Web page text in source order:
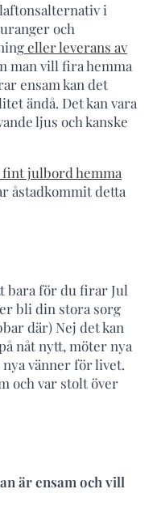
i
och
eller leverans av
man vill fira hemma
ensam kan det
ändå. Det kan vara
ljus och kanske
julbord hemma
åstadkommit detta
bara för du firar Jul
bli din stora sorg
där) Nej det kan
nåt nytt, möter nya
vänner för livet.
och var stolt över
är ensam och vill